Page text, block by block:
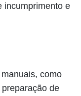
incumprimento e
como
de